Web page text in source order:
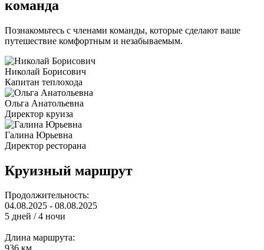
команда
Познакомьтесь с членами команды, которые сделают ваше
путешествие комфортным и незабываемым.
Николай Борисович
Капитан теплохода
Ольга Анатольевна
Директор круиза
Галина Юрьевна
Директор ресторана
Круизный маршрут
Продолжительность:
04.08.2025 - 08.08.2025
5 дней / 4 ночи
Длина маршрута: